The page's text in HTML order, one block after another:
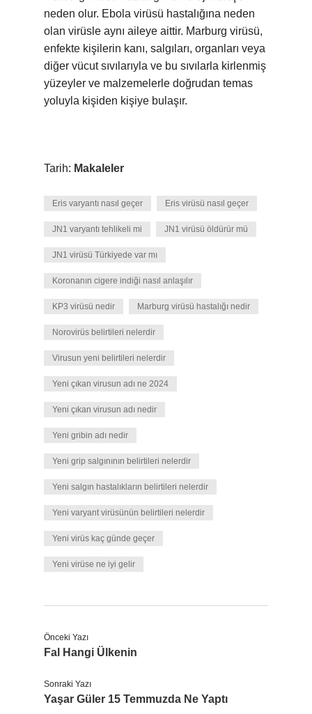
neden olur. Ebola virüsü hastalığına neden
olan virüsle aynı aileye aittir. Marburg virüsü,
enfekte kişilerin kanı, salgıları, organları veya
diğer vücut sıvılarıyla ve bu sıvılarla kirlenmiş
yüzeyler ve malzemelerle doğrudan temas
yoluyla kişiden kişiye bulaşır.
Tarih: Makaleler
Eris varyantı nasıl geçer Eris virüsü nasıl geçer
JN1 varyantı tehlikeli mi JN1 virüsü öldürür mü
JN1 virüsü Türkiyede var mı
Koronanın cigere indiği nasıl anlaşılır
KP3 virüsü nedir Marburg virüsü hastalığı nedir
Norovirüs belirtileri nelerdir
Virusun yeni belirtileri nelerdir
Yeni çıkan virusun adı ne 2024
Yeni çıkan virusun adı nedir
Yeni gribin adı nedir
Yeni grip salgınının belirtileri nelerdir
Yeni salgın hastalıkların belirtileri nelerdir
Yeni varyant virüsünün belirtileri nelerdir
Yeni virüs kaç günde geçer
Yeni virüse ne iyi gelir
Önceki Yazı
Fal Hangi Ülkenin
Sonraki Yazı
Yaşar Güler 15 Temmuzda Ne Yaptı